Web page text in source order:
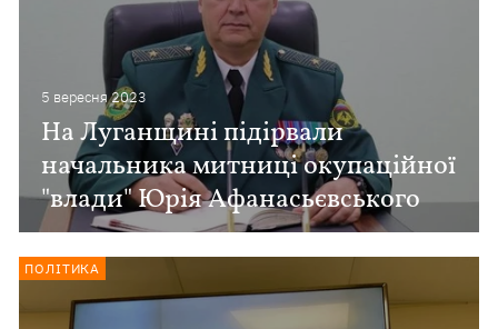
5 вересня 2023
На Луганщині підірвали
начальника митниці окупаційної
"влади" Юрія Афанасьєвського
ПОЛІТИКА